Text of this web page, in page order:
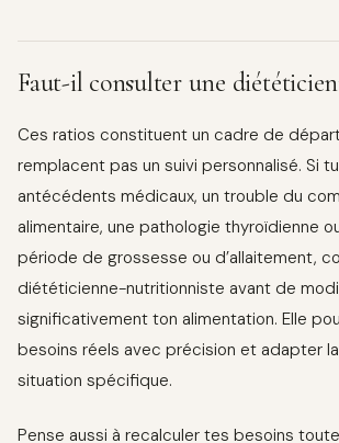
Faut-il consulter une
Ces ratios constituent un cadre de
remplacent pas un suivi personnalisé. Si
antécédents médicaux, un trouble du
alimentaire, une pathologie thyroïdienne
période de grossesse ou d’allaitement,
diététicienne-nutritionniste avant de
significativement ton alimentation. Elle
besoins réels avec précision et adapter
situation spécifique.
Pense aussi à recalculer tes besoins